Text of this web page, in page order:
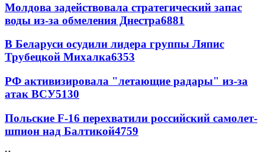
Молдова задействовала стратегический запас
воды из-за обмеления Днестра6881
В Беларуси осудили лидера группы Ляпис
Трубецкой Михалка6353
РФ активизировала "летающие радары" из-за
атак ВСУ5130
Польские F-16 перехватили российский самолет-
шпион над Балтикой4759